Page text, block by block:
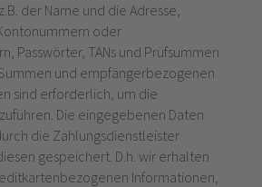
der Name und die Adresse,
oder
Passwörter, TANs und Prüfsummen
und empfängerbezogenen
sind erforderlich, um die
Die eingegebenen Daten
die Zahlungsdienstleister
gespeichert. D.h. wir erhalten
Informationen,